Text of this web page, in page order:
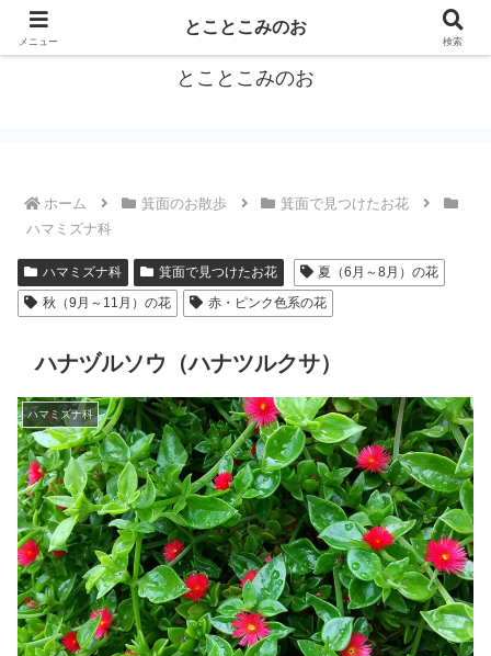
箕面をトコトコお散歩しながらご紹介
とことこみのお
ホーム 箕面のお散歩
箕面で見つけたお花
ハマミズナ科
ハマミズナ科 箕面で見つけたお花
夏（6月～8月）の花
秋（9月～11月）の花
赤・ピンク色系の花
ハナヅルソウ（ハナツルクサ）
ハマミズナ科
メニュー
とことこみのお
検索